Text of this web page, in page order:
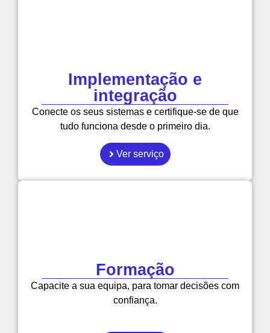
Implementação e
integração
Conecte os seus sistemas e certifique-se de que
tudo funciona desde o primeiro dia.
Ver serviço
Formação
Capacite a sua equipa, para tomar decisões com
confiança.